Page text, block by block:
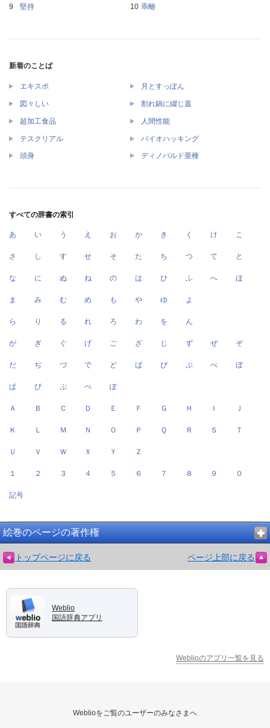
堅持
乖離
新着のことば
エキスポ 月とすっぽん
図々しい 割れ鍋に綴じ蓋
超加工食品 人間性能
テスクリアル バイオハッキング
頭身 ディノバルド亜種
すべての辞書の索引
あ い う え お か き く け こ
さ し す せ そ た ち つ て と
な に ぬ ね の は ひ ふ へ ほ
ま み む め も や ゆ よ
ら り る れ ろ わ を ん
が ぎ ぐ げ ご ざ じ ず ぜ ぞ
だ ぢ づ で ど ば び ぶ べ ぼ
ぱ ぴ ぷ ぺ ぽ
Ａ Ｂ Ｃ Ｄ Ｅ Ｆ Ｇ Ｈ Ｉ Ｊ
Ｋ Ｌ Ｍ Ｎ Ｏ Ｐ Ｑ Ｒ Ｓ Ｔ
Ｕ Ｖ Ｗ Ｘ Ｙ Ｚ
１ ２ ３ ４ ５ ６ ７ ８ ９ ０
記号
絵巻のページの著作権
トップページに戻る ページ上部に戻る
Weblio
国語辞典アプリ
Weblioのアプリ一覧を見る
Weblioをご覧のユーザーのみなさまへ